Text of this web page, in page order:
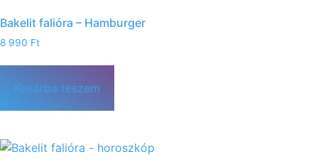
Bakelit falióra – Hamburger
8 990 Ft
Kosárba teszem